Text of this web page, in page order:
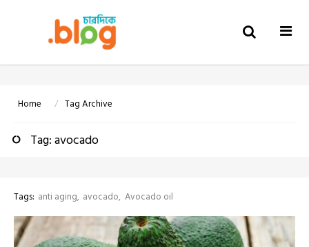
Home Tag Archive
Tag: avocado
Tags: anti aging avocado Avocado oil